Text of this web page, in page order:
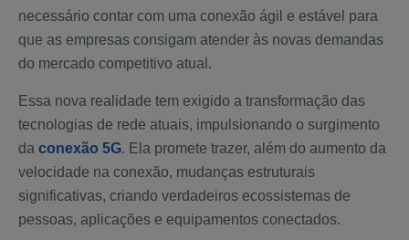
necessário contar com uma conexão ágil e estável para
que as empresas consigam atender às novas demandas
do mercado competitivo atual.
Essa nova realidade tem exigido a transformação das
tecnologias de rede atuais, impulsionando o surgimento
da conexão 5G. Ela promete trazer, além do aumento da
velocidade na conexão, mudanças estruturais
significativas, criando verdadeiros ecossistemas de
pessoas, aplicações e equipamentos conectados.